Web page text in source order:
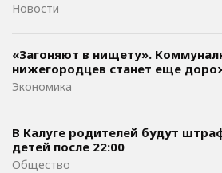
Новости
«Загоняют в нищету».
нижегородцев станет еще
Экономика
В Калуге родителей будут
детей после 22:00
Общество